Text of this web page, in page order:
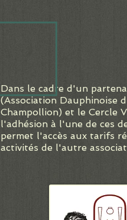
Dans le cadre d'un
(Association Dauphinoise
Champollion) et le Cercle
l'adhésion à l'une de ces
permet l'accès aux tarifs
activités de l'autre